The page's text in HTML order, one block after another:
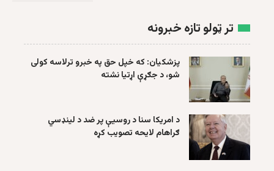
تر ټولو تازه خبرونه
پزشکیان: که خپل حق په خبرو ترلاسه کولی
شو، د جګړې اړتیا نشته
د امریکا سنا د روسیې پر ضد د لینډسي
ګراهام لایحه تصویب کړه